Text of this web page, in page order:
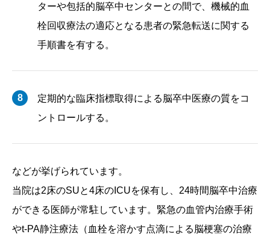
ターや包括的脳卒中センターとの間で、機械的血
栓回収療法の適応となる患者の緊急転送に関する
手順書を有する。
8
定期的な臨床指標取得による脳卒中医療の質をコ
ントロールする。
などが挙げられています。
当院は2床のSUと4床のICUを保有し、24時間脳卒中治療
ができる医師が常駐しています。緊急の血管内治療手術
やt-PA静注療法（血栓を溶かす点滴による脳梗塞の治療